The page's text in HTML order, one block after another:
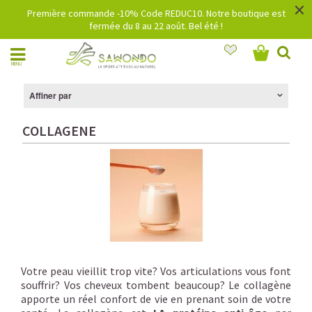
Première commande -10% Code REDUC10. Notre boutique est
fermée du 8 au 22 août. Bel été !
×
MENU
Affiner par
COLLAGENE
Votre peau vieillit trop vite? Vos articulations vous font
souffrir? Vos cheveux tombent beaucoup? Le collagène
apporte un réel confort de vie en prenant soin de votre